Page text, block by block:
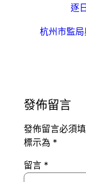
逐
杭州市監
發佈留言
發佈留言必須
標示為 *
留言 *